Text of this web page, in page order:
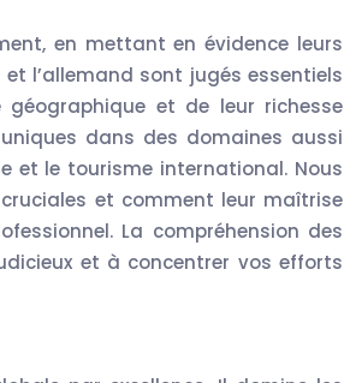
en mettant en évidence leurs
l’allemand sont jugés essentiels
et de leur richesse
dans des domaines aussi
et le tourisme international. Nous
et comment leur maîtrise
La compréhension des
et à concentrer vos efforts